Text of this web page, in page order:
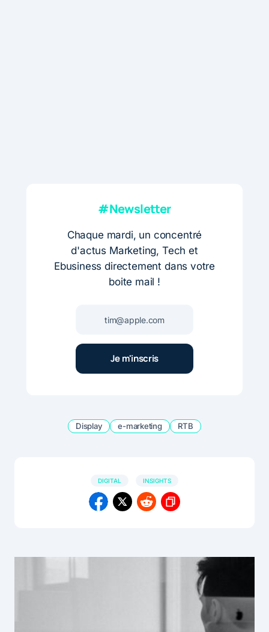
#Newsletter
Chaque mardi, un concentré
d'actus Marketing, Tech et
Ebusiness directement dans votre
boite mail !
Display e-marketing RTB
DIGITAL INSIGHTS